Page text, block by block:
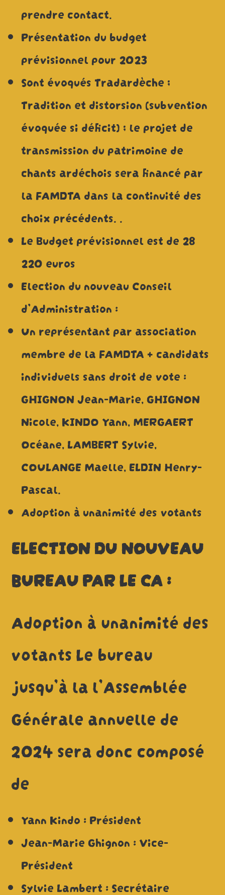
prendre contact.
Présentation du budget
prévisionnel pour 2023
Sont évoqués Tradardèche ;
Tradition et distorsion (subvention
évoquée si déficit) ; le projet de
transmission du patrimoine de
chants ardéchois sera financé par
la FAMDTA dans la continuité des
choix précédents. .
Le Budget prévisionnel est de 28
220 euros
Election du nouveau Conseil
d’Administration :
Un représentant par association
membre de la FAMDTA + candidats
individuels sans droit de vote :
GHIGNON Jean-Marie, GHIGNON
Nicole, KINDO Yann, MERGAERT
Océane, LAMBERT Sylvie,
COULANGE Maelle, ELDIN Henry-
Pascal.
Adoption à unanimité des votants
ELECTION DU NOUVEAU
BUREAU PAR LE CA :
Adoption à unanimité des
votants Le bureau
jusqu’à la l’Assemblée
Générale annuelle de
2024 sera donc composé
de
Yann Kindo : Président
Jean-Marie Ghignon : Vice-
Président
Sylvie Lambert : Secrétaire